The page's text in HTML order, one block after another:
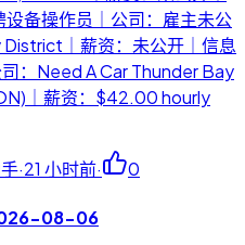
备操作员｜公司：雇主未公
｜薪资：未公开｜信息
：Need A Car Thunder Bay
｜薪资：$42.00 hourly
·21 小时前· 0
08-06